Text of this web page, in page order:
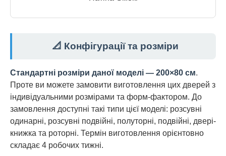
📐 Конфігурації та розміри
Стандартні розміри даної моделі — 200×80 см.
Проте ви можете замовити виготовлення цих дверей з
індивідуальними розмірами та форм-фактором. До
замовлення доступні такі типи цієї моделі: розсувні
одинарні, розсувні подвійні, полуторні, подвійні, двері-
книжка та роторні. Термін виготовлення орієнтовно
складає 4 робочих тижні.